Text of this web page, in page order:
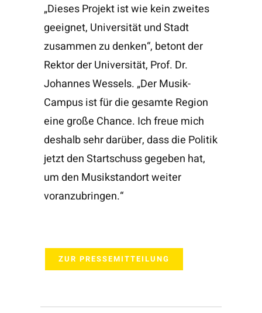
„Dieses Projekt ist wie kein zweites
geeignet, Universität und Stadt
zusammen zu denken“, betont der
Rektor der Universität, Prof. Dr.
Johannes Wessels. „Der Musik-
Campus ist für die gesamte Region
eine große Chance. Ich freue mich
deshalb sehr darüber, dass die Politik
jetzt den Startschuss gegeben hat,
um den Musikstandort weiter
voranzubringen.“
ZUR PRESSEMITTEILUNG